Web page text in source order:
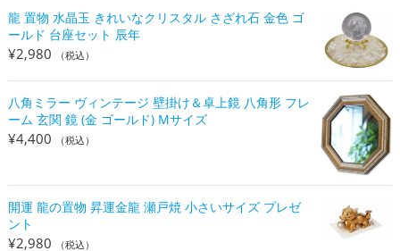
龍 置物 水晶玉 きれいなクリスタル さざれ石 金色 ゴ
ールド 台座セット 辰年
¥2,980 （税込）
八角ミラー ヴィンテージ 壁掛け＆卓上鏡 八角形 フレ
ーム 玄関 鏡 (金 ゴールド) Mサイズ
¥4,400 （税込）
開運 龍の置物 昇運金龍 瀬戸焼 小さいサイズ プレゼ
ント
¥2,980 （税込）